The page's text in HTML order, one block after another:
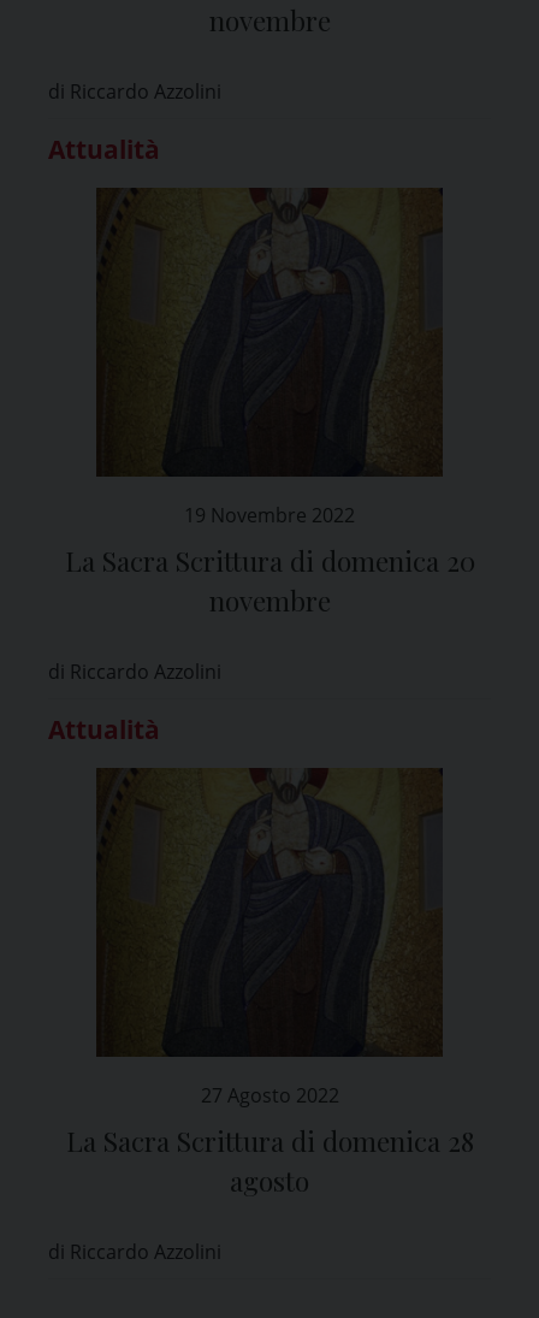
novembre
di Riccardo Azzolini
Attualità
19 Novembre 2022
La Sacra Scrittura di domenica 20
novembre
di Riccardo Azzolini
Attualità
27 Agosto 2022
La Sacra Scrittura di domenica 28
agosto
di Riccardo Azzolini